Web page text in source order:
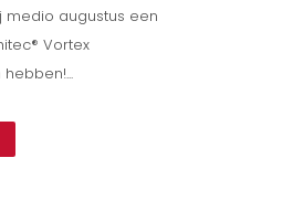
medio augustus een
Vortex